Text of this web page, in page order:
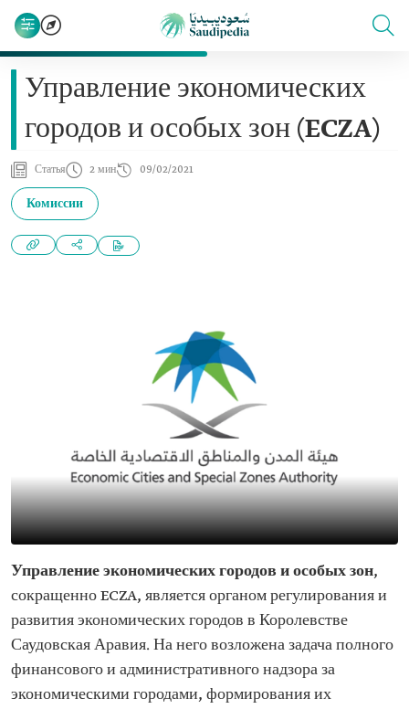
Управление экономических
городов и особых зон (ECZA)
Статья 2 мин 09/02/2021
Комиссии
Управление экономических городов и особых зон,
сокращенно ECZA, является органом регулирования и
развития экономических городов в Королевстве
Саудовская Аравия. На него возложена задача полного
финансового и административного надзора за
экономическими городами, формирования их